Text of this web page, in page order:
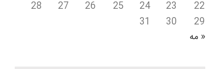
22
23
24
25
26
27
28
29
30
31
« مه